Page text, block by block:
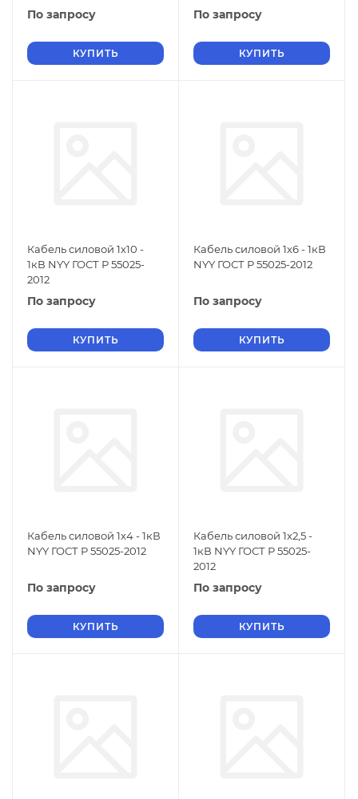
По запросу
КУПИТЬ
По запросу
КУПИТЬ
Кабель силовой 1х10 -
1кВ NYY ГОСТ Р 55025-
2012
По запросу
КУПИТЬ
Кабель силовой 1х6 - 1кВ
NYY ГОСТ Р 55025-2012
По запросу
КУПИТЬ
Кабель силовой 1х4 - 1кВ
NYY ГОСТ Р 55025-2012
По запросу
КУПИТЬ
Кабель силовой 1х2,5 -
1кВ NYY ГОСТ Р 55025-
2012
По запросу
КУПИТЬ